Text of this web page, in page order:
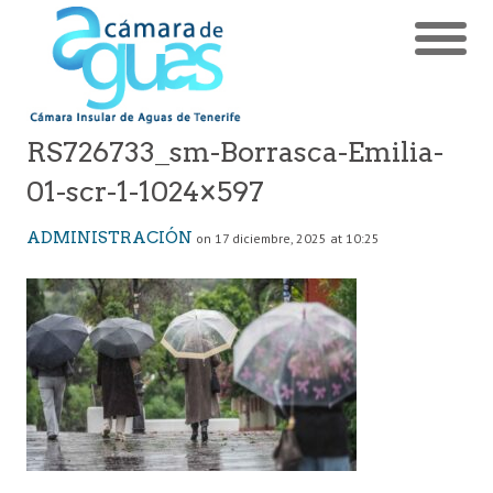
RS726733_sm-Borrasca-Emilia-
01-scr-1-1024×597
ADMINISTRACIÓN on 17 diciembre, 2025 at 10:25